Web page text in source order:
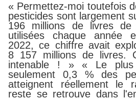
« Permettez-moi toutefois
pesticides sont largement
196 millions de livres de
utilisées chaque année
2022, ce chiffre avait
8 157 millions de livres.
intenable ! » « Le
seulement 0,3 % des
atteignent réellement le
reste se retrouve dans